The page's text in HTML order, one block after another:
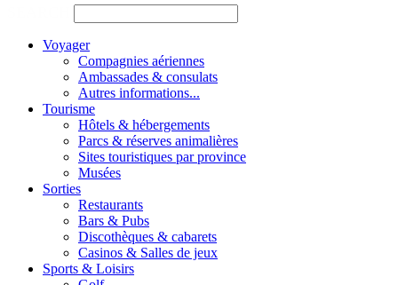
Voyager
Compagnies aériennes
Ambassades & consulats
Autres informations...
Tourisme
Hôtels & hébergements
Parcs & réserves animalières
Sites touristiques par province
Musées
Sorties
Restaurants
Bars & Pubs
Discothèques & cabarets
Casinos & Salles de jeux
Sports & Loisirs